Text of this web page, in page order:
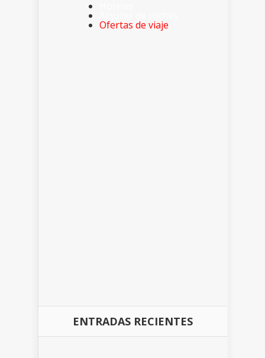
Ofertas de viaje
ENTRADAS RECIENTES